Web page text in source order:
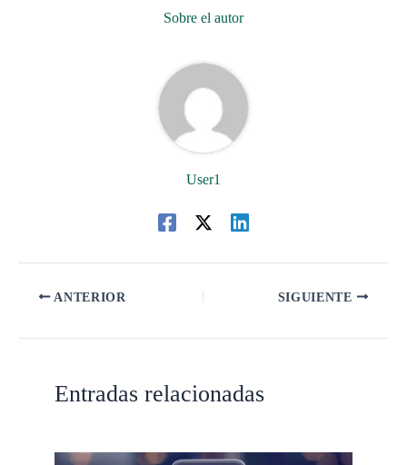
Sobre el autor
User1
ANTERIOR SIGUIENTE
Entradas relacionadas